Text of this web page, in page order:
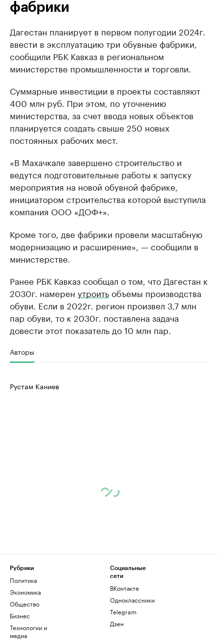
фабрики
Дагестан планирует в первом полугодии 2024г.
ввести в эксплуатацию три обувные фабрики,
сообщили РБК Кавказ в региональном
министерстве промышленности и торговли.
Суммарные инвестиции в проекты составляют
400 млн руб. При этом, по уточнению
министерства, за счет ввода новых объектов
планируется создать свыше 250 новых
постоянных рабочих мест.
«В Махачкале завершено строительство и
ведутся подготовительные работы к запуску
мероприятия на новой обувной фабрике,
инициатором строительства которой выступила
компания ООО «ДОФ+».
Кроме того, две фабрики провели масштабную
модернизацию и расширение», — сообщили в
министерстве.
Ранее РБК Кавказ сообщал о том, что Дагестан к
2030г. намерен утроитьобъемы производства
обуви. Если в 2022г. регион произвел 3,7 млн
пар обуви, то к 2030г. поставлена задача
довести этот показатель до 10 млн пар.
Авторы
Рустам Каниев
Рубрики
Политика
Экономика
Общество
Бизнес
Технологии и
медиа
Социальные
сети
ВКонтакте
Одноклассники
Telegram
Дзен